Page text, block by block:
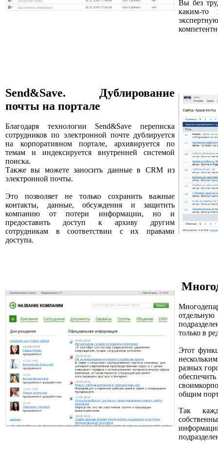
Вы без
каким-то
Send&Save. Дублирование
почты на портале
Благодаря технологии Send&Save переписка
сотрудников по электронной почте дублируется
на корпоративном портале, архивируется по
темам и индексируется внутренней системой
поиска.
Также вы можете заносить данные в CRM из
электронной почты.
Это позволяет не только сохранить важные
контакты, данные, обсуждения и защитить
компанию от потери информации, но и
предоставить доступ к архиву другим
сотрудникам в соответствии с их правами
доступа.
отдельную
только в
Этот
разных
общим
Так